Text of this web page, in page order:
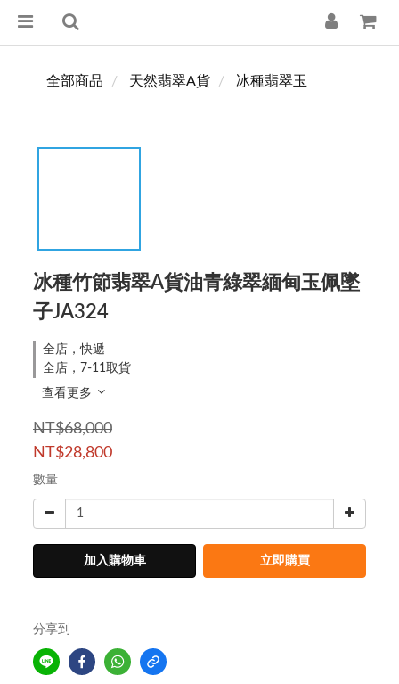
全部商品 天然翡翠A貨 冰種翡翠玉
冰種竹節翡翠A貨油青綠翠緬甸玉佩墜
子JA324
全店，快遞
全店，7-11取貨
查看更多
NT$68,000
NT$28,800
數量
加入購物車 立即購買
分享到